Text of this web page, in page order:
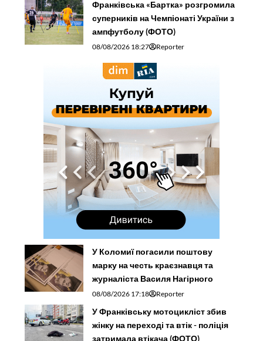
Франківська «Бартка» розгромила
суперників на Чемпіонаті України з
ампфутболу (ФОТО)
08/08/2026 18:27 Reporter
У Коломиї погасили поштову
марку на честь краєзнавця та
журналіста Василя Нагірного
08/08/2026 17:18 Reporter
У Франківську мотоцикліст збив
жінку на переході та втік - поліція
затримала втікача (ФОТО)